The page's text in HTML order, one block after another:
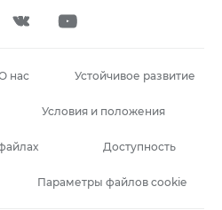
 
нас Устойчивое развитие
Условия и положения
Доступность
Параметры файлов cookie